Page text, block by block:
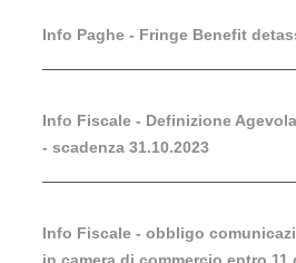
Info Paghe - Fringe Benefit
Info Fiscale - Definizione
- scadenza 31.10.2023
Info Fiscale - obbligo